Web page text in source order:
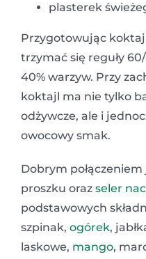
plasterek
Przygotowując
trzymać się reguły
40% warzyw. Przy
koktajl ma nie tylko
odżywcze, ale i
owocowy smak.
Dobrym
proszku oraz seler
podstawowych
szpinak, ogórek,
laskowe, mango,